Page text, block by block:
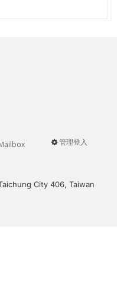
User
管理登入
City 406, Taiwan